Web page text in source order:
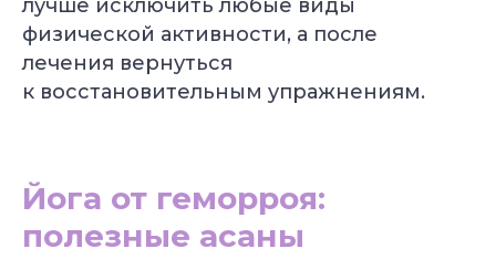
лучше исключить любые виды
физической активности, а после
лечения вернуться
к восстановительным упражнениям.
Йога от геморроя:
полезные асаны